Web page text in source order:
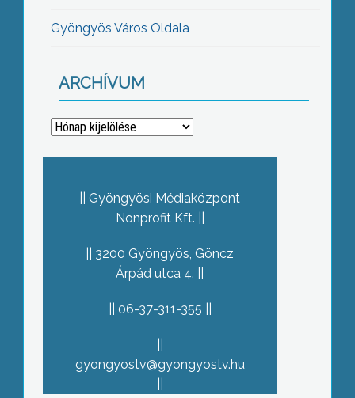
Gyöngyös Város Oldala
ARCHÍVUM
Archívum
Gyöngyösi Médiaközpont
Nonprofit Kft.
3200 Gyöngyös, Göncz
Árpád utca 4.
06-37-311-355
gyongyostv@gyongyostv.hu